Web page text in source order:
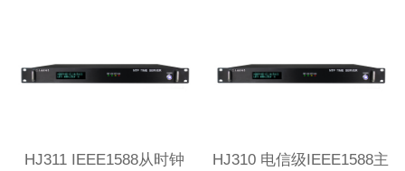
HJ311 IEEE1588从时钟
HJ310 电信级IEEE1588主